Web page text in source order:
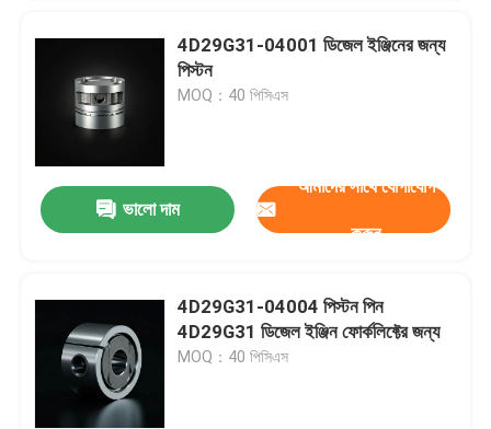
4D29G31-04001 ডিজেল ইঞ্জিনের জন্য
পিস্টন
MOQ：40 পিসিএস
ভালো দাম
আমাদের সাথে যোগাযোগ
করুন
4D29G31-04004 পিস্টন পিন
4D29G31 ডিজেল ইঞ্জিন ফোর্কলিফ্টের জন্য
MOQ：40 পিসিএস